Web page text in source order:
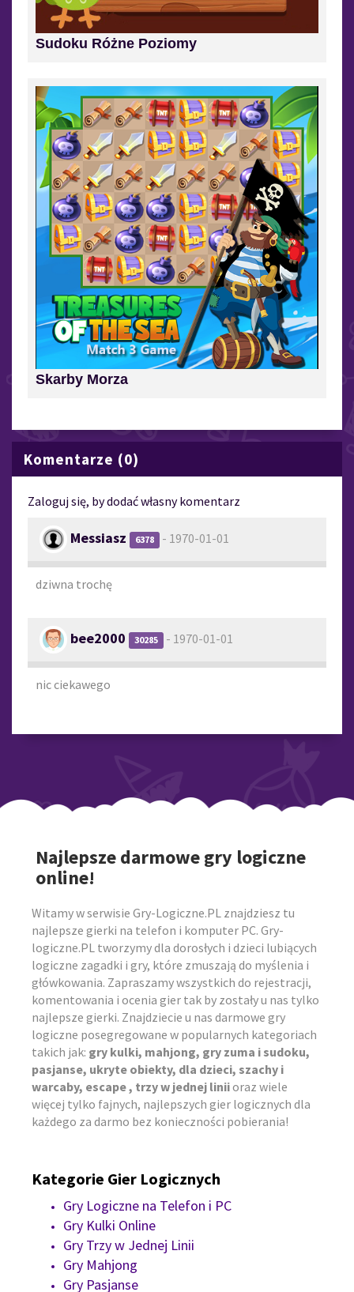
Sudoku Różne Poziomy
Skarby Morza
Komentarze (0)
Zaloguj się, by dodać własny komentarz
Messiasz 6378 - 1970-01-01
dziwna trochę
bee2000 30285 - 1970-01-01
nic ciekawego
Najlepsze darmowe gry logiczne
online!
Witamy w serwisie Gry-Logiczne.PL znajdziesz tu
najlepsze gierki na telefon i komputer PC. Gry-
logiczne.PL tworzymy dla dorosłych i dzieci lubiących
logiczne zagadki i gry, które zmuszają do myślenia i
główkowania. Zapraszamy wszystkich do rejestracji,
komentowania i ocenia gier tak by zostały u nas tylko
najlepsze gierki. Znajdziecie u nas darmowe gry
logiczne posegregowane w popularnych kategoriach
takich jak: gry kulki, mahjong, gry zuma i sudoku,
pasjanse, ukryte obiekty, dla dzieci, szachy i
warcaby, escape , trzy w jednej liniioraz wiele
więcej tylko fajnych, najlepszych gier logicznych dla
każdego za darmo bez konieczności pobierania!
Kategorie Gier Logicznych
Gry Logiczne na Telefon i PC
Gry Kulki Online
Gry Trzy w Jednej Linii
Gry Mahjong
Gry Pasjanse